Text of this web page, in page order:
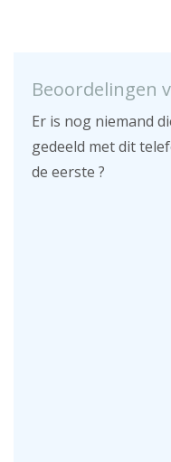
Beoordelingen
Er is nog niemand
gedeeld met dit
de eerste ?